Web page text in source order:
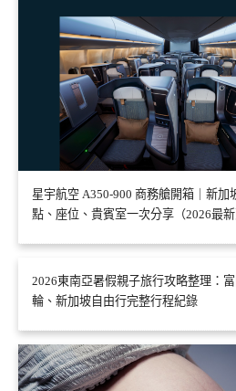
星宇航空 A350-900 商務艙開箱｜新加
點、座位、貴賓室一次分享（2026最新
2026東南亞暑假親子旅行攻略整理：
輪、新加坡自由行完整行程紀錄